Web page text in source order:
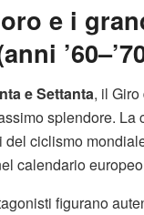
e i
e Settanta, il
splendore. La
del ciclismo
calendario
figurano